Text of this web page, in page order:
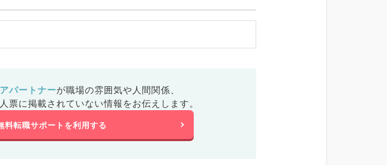
パートナーが職場の雰囲気や人間関係、
票に掲載されていない情報をお伝えします。
料転職サポートを利用する